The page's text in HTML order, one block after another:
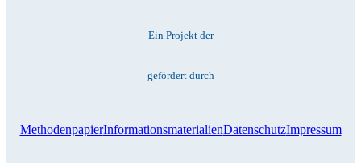
Ein Projekt der
gefördert durch
MethodenpapierInformationsmaterialienDatenschutzImpressum